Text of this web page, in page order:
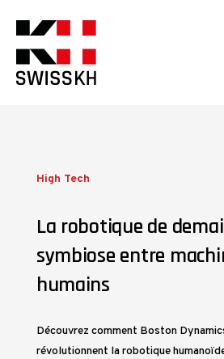
High Tech
La robotique de
symbiose entre
humains
Découvrez comment Boston
révolutionnent la robotique